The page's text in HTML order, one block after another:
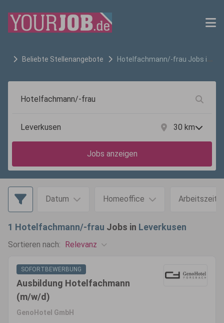
Beliebte Stellenangebote Hotelfachmann/-frau Jobs in
30 km
Jobs anzeigen
Datum Homeoffice Arbeitszeit
1 Hotelfachmann/-frau Jobs in Leverkusen
Sortieren nach: Relevanz
SOFORTBEWERBUNG
Ausbildung Hotelfachmann
(m/w/d)
GenoHotel GmbH